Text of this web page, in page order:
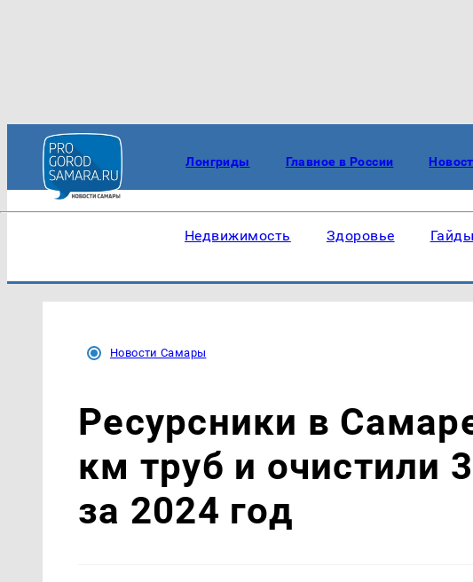
Лонгриды Главное в России
Недвижимость Здоровье
Новости Самары
Ресурсники в
км труб и очистили
за 2024 год